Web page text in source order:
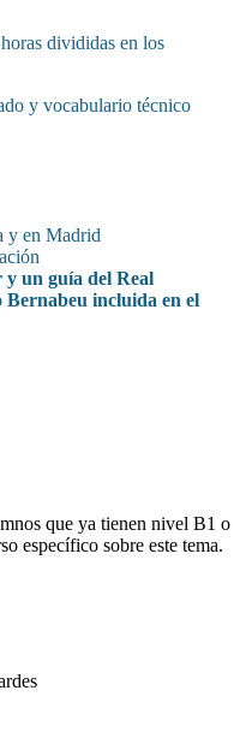
divididas en los
y vocabulario técnico
y en Madrid
y un guía del Real
incluida en el
que ya tienen nivel B1 o
específico sobre este tema.